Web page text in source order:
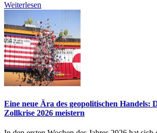
Weiterlesen
Eine neue Ära des geopolitischen Handels:
Zollkrise 2026 meistern